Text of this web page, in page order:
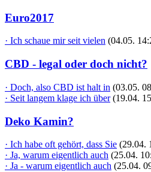
Euro2017
· Ich schaue mir seit vielen (04.05.
CBD - legal oder doch nicht?
· Doch, also CBD ist halt in (03.05.
· Seit langem klage ich über (19.04.
Deko Kamin?
· Ich habe oft gehört, dass Sie (29.04.
· Ja, warum eigentlich auch (25.04.
· Ja - warum eigentlich auch (25.04.